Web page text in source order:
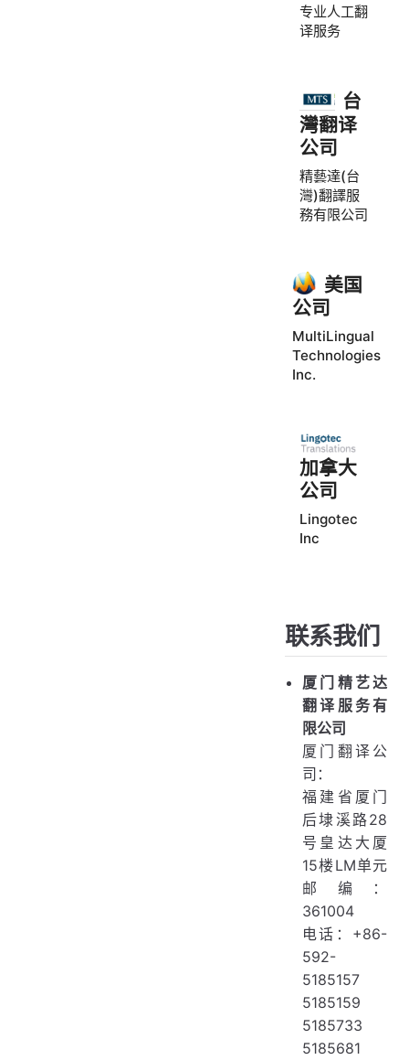
专业人工翻
译服务
台
灣翻译
公司
精藝達(台
灣)翻譯服
務有限公司
美国
公司
MultiLingual
Technologies
Inc.
加拿大
公司
Lingotec
Inc
联系我们
厦门精艺达
翻译服务有
限公司
厦门翻译公
司：
福建省厦门
后埭溪路28
号皇达大厦
15楼LM单元
邮编：
361004
电话：+86-
592-
5185157
5185159
5185733
5185681